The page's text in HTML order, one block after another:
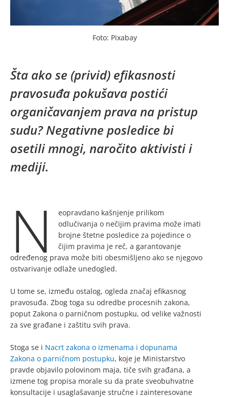
Foto: Pixabay
Šta ako se (privid) efikasnosti
pravosuđa pokušava postići
organičavanjem prava na pristup
sudu? Negativne posledice bi
osetili mnogi, naročito aktivisti i
mediji.
N
eopravdano kašnjenje prilikom
odlučivanja o nečijim pravima može imati
brojne štetne posledice za pojedince o
čijim pravima je reč, a garantovanje
određenog prava može biti obesmišljeno ako se njegovo
ostvarivanje odlaže unedogled.
U tome se, između ostalog, ogleda značaj efikasnog
pravosuđa. Zbog toga su odredbe procesnih zakona,
poput Zakona o parničnom postupku, od velike važnosti
za sve građane i zaštitu svih prava.
Stoga se i Nacrt zakona o izmenama i dopunama
Zakona o parničnom postupku, koje je Ministarstvo
pravde objavilo polovinom maja, tiče svih građana, a
izmene tog propisa morale su da prate sveobuhvatne
konsultacije i usaglašavanje stručne i zainteresovane